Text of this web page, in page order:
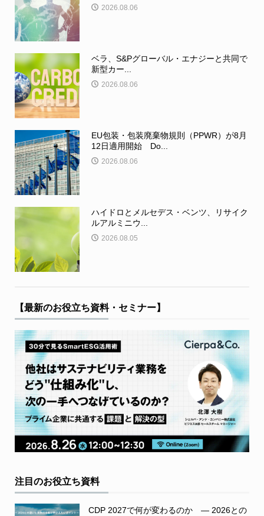
2026.08.06
ベラ、S&Pグローバル・エナジーと共同で
新型カー...
2026.08.06
EU包装・包装廃棄物規則（PPWR）が8月
12日適用開始 Do...
2026.08.06
ハイドロとメルセデス・ベンツ、リサイク
ルアルミニウ...
2026.08.05
【最新のお役立ち資料・セミナー】
注目のお役立ち資料
CDP 2027で何が変わるのか ― 2026との